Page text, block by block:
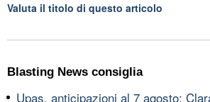
Valuta il titolo di questo articolo
Blasting News consiglia
Upas, anticipazioni al 7 agosto: